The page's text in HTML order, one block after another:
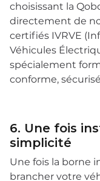
choisissant la
directement de
certifiés IVRVE
Véhicules
spécialement
conforme,
6. Une fois
simplicité
Une fois la borne
brancher votre